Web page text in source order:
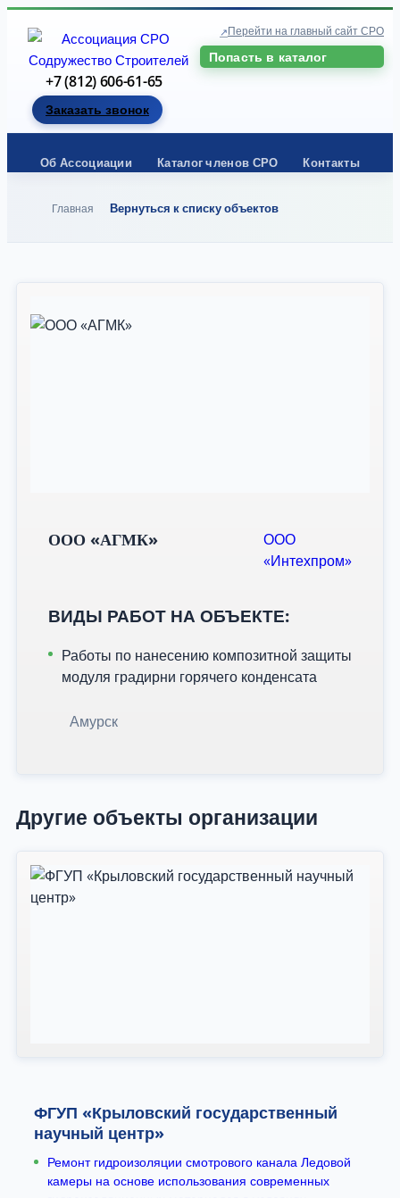
Перейти на главный сайт СРО
Попасть в каталог
+7 (812) 606-61-65
Заказать звонок
Об Ассоциации Каталог членов СРО Контакты
Главная Вернуться к списку объектов
ООО «АГМК»
ООО
«Интехпром»
ВИДЫ РАБОТ НА ОБЪЕКТЕ:
Работы по нанесению композитной защиты
модуля градирни горячего конденсата
Амурск
Другие объекты организации
ФГУП «Крыловский государственный
научный центр»
Ремонт гидроизоляции смотрового канала Ледовой
камеры на основе использования современных